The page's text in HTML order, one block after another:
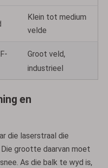
Klein tot medium
velde
Groot veld,
industrieel
en
die laserstraal die
grootte daarvan moet
As die balk te wyd is,